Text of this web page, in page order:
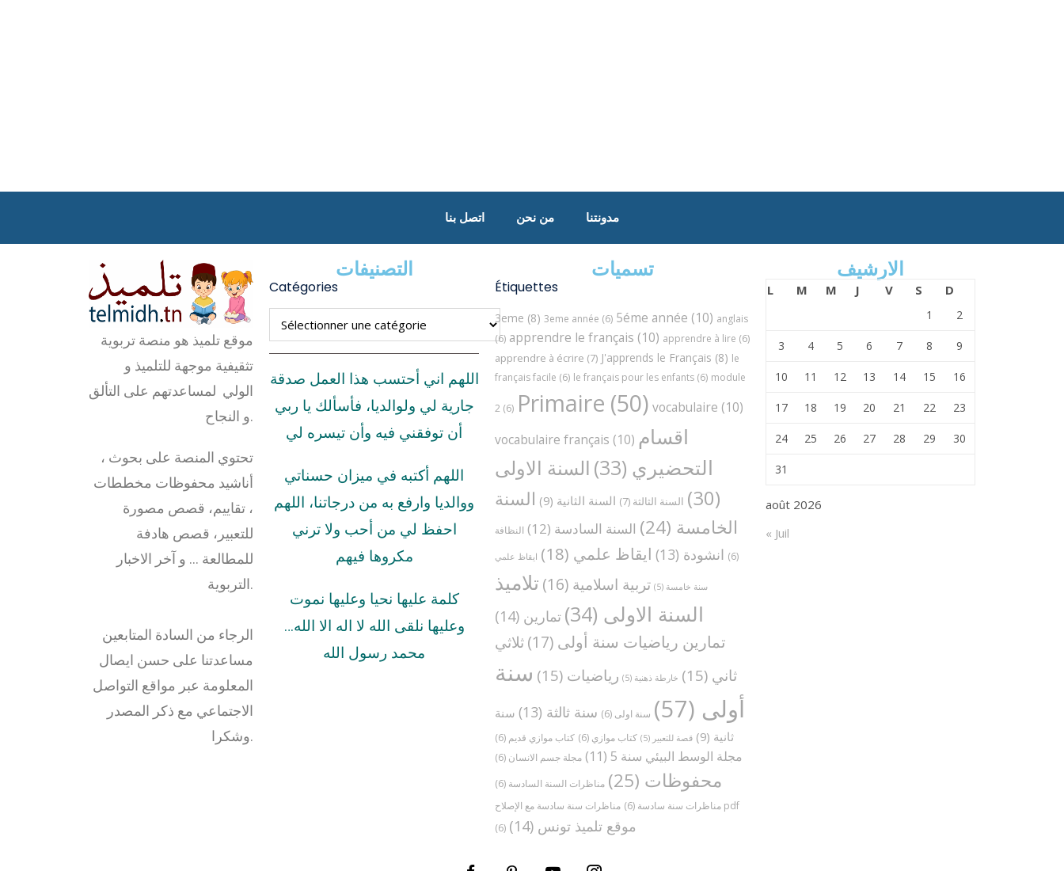
اتصل بنا من نحن مدونتنا
موقع تلميذ هو منصة تربوية
تثقيفية موجهة للتلميذ و
الولي لمساعدتهم على التألق
و النجاح.
تحتوي المنصة على بحوث ،
أناشيد محفوظات مخططات
، تقاييم، قصص مصورة
للتعبير، قصص هادفة
للمطالعة … و آخر الاخبار
التربوية.
الرجاء من السادة المتابعين
مساعدتنا على حسن ايصال
المعلومة عبر مواقع التواصل
الاجتماعي مع ذكر المصدر
وشكرا.
التصنيفات
Catégories
اللهم اني أحتسب هذا العمل صدقة
جارية لي ولوالديا، فأسألك يا ربي
أن توفقني فيه وأن تيسره لي
اللهم أكتبه في ميزان حسناتي
ووالديا وارفع به من درجاتنا، اللهم
احفظ لي من أحب ولا ترني
مكروها فيهم
كلمة عليها نحيا وعليها نموت
وعليها نلقى الله لا اله الا الله…
محمد رسول الله
تسميات
Étiquettes
3eme (8) 3eme année (6) 5éme année (10) anglais
(6) apprendre le français (10) apprendre à lire (6)
apprendre à écrire (7) J'apprends le Français (8) le
français facile (6) le français pour les enfants (6) module
2 (6) Primaire (50) vocabulaire (10)
vocabulaire français (10) اقسام
التحضيري (33)
السنة الاولى
(30)
السنة الثالثة (7) السنة الثانية (9)
السنة
الخامسة (24) السنة السادسة (12)
النظافة
(6)
انشودة (13) ايقاظ علمي (18) ايقاظ علمي
سنة خامسة (5) تربية اسلامية (16)
تلاميذ
السنة الاولى (34) تمارين (14)
تمارين رياضيات سنة أولى (17)
ثلاثي
ثاني (15) خارطة ذهنية (5) رياضيات (15)
سنة
أولى (57) سنة اولى (6) سنة ثالثة (13)
سنة
ثانية (9) قصة للتعبير (5) كتاب موازي (6) كتاب موازي قديم (6)
مجلة الوسط البيئي سنة 5 (11) مجلة جسم الانسان (6)
محفوظات (25) مناظرات السنة السادسة (6)
مناظرات سنة سادسة (6)
مناظرات سنة سادسة مع الإصلاح pdf
(6)
موقع تلميذ تونس (14)
الارشيف
août 2026
L M M J V S D
1 2
3 4 5 6 7 8 9
10 11 12 13 14 15 16
17 18 19 20 21 22 23
24 25 26 27 28 29 30
31
« Juil